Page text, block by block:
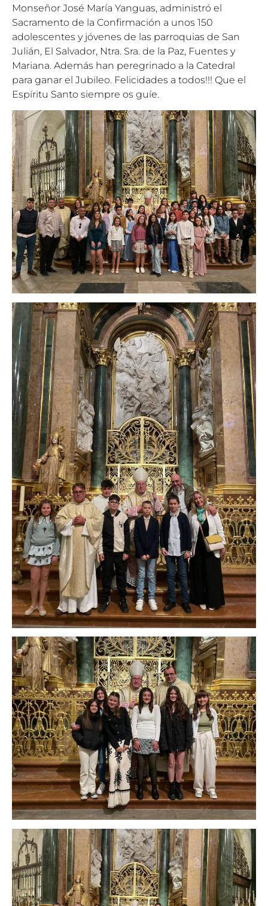
Monseñor José María Yanguas, administró el
Sacramento de la Confirmación a unos 150
adolescentes y jóvenes de las parroquias de San
Julián, El Salvador, Ntra. Sra. de la Paz, Fuentes y
Mariana. Además han peregrinado a la Catedral
para ganar el Jubileo. Felicidades a todos!!! Que el
Espíritu Santo siempre os guíe.